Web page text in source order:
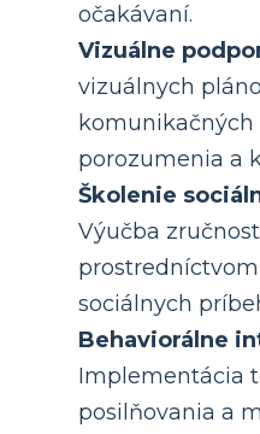
očakávaní.
Vizuálne
vizuálnych
porozumenia a
Školenie
Výučba
sociálnych
Behaviorálne
Implementácia
posilňovania a